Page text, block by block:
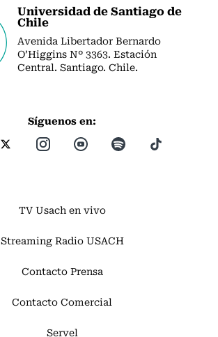
Universidad de Santiago de
Chile
Avenida Libertador Bernardo
O’Higgins Nº 3363. Estación
Central. Santiago. Chile.
Síguenos en:
TV Usach en vivo
Streaming Radio USACH
Contacto Prensa
Contacto Comercial
Servel